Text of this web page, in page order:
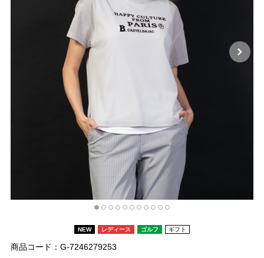
NEW レディース ゴルフ ギフト
商品コード：G-7246279253